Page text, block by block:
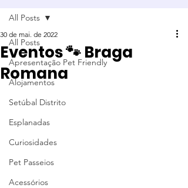
All Posts
Apresentação Pet Friendly
Alojamentos
Setúbal Distrito
Esplanadas
Curiosidades
Pet Passeios
Acessórios
All Posts
Eventos 🐾 Braga
Romana
30 de mai. de 2022